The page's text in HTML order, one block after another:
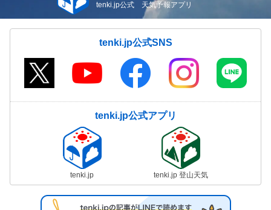
tenki.jp公式 天気予報アプリ
tenki.jp公式SNS
tenki.jp公式アプリ
tenki.jp tenki.jp 登山天気